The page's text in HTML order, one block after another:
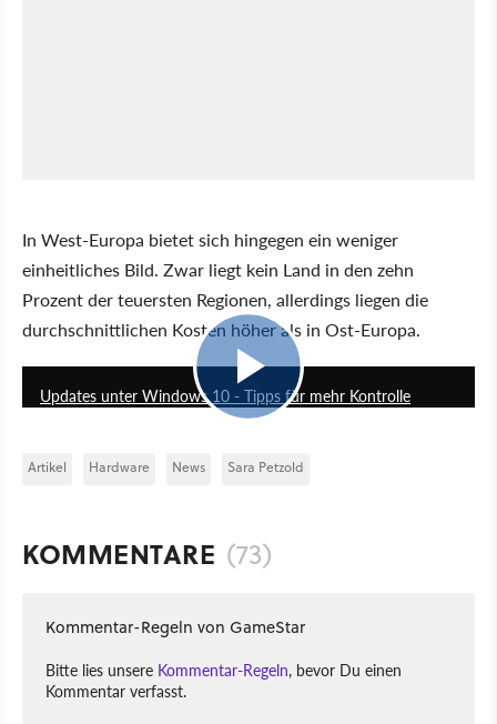
In West-Europa bietet sich hingegen ein weniger
einheitliches Bild. Zwar liegt kein Land in den zehn
Prozent der teuersten Regionen, allerdings liegen die
durchschnittlichen Kosten höher als in Ost-Europa.
Updates unter Windows 10 - Tipps für mehr Kontrolle
Artikel Hardware News Sara Petzold
KOMMENTARE (73)
Kommentar-Regeln von GameStar
Bitte lies unsere Kommentar-Regeln, bevor Du einen
Kommentar verfasst.